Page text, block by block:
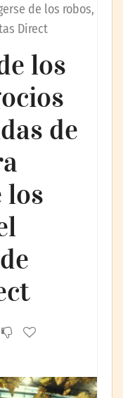
de los robos,
Direct
los
de
los